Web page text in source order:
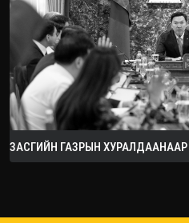
ЗАСГИЙН ГАЗРЫН